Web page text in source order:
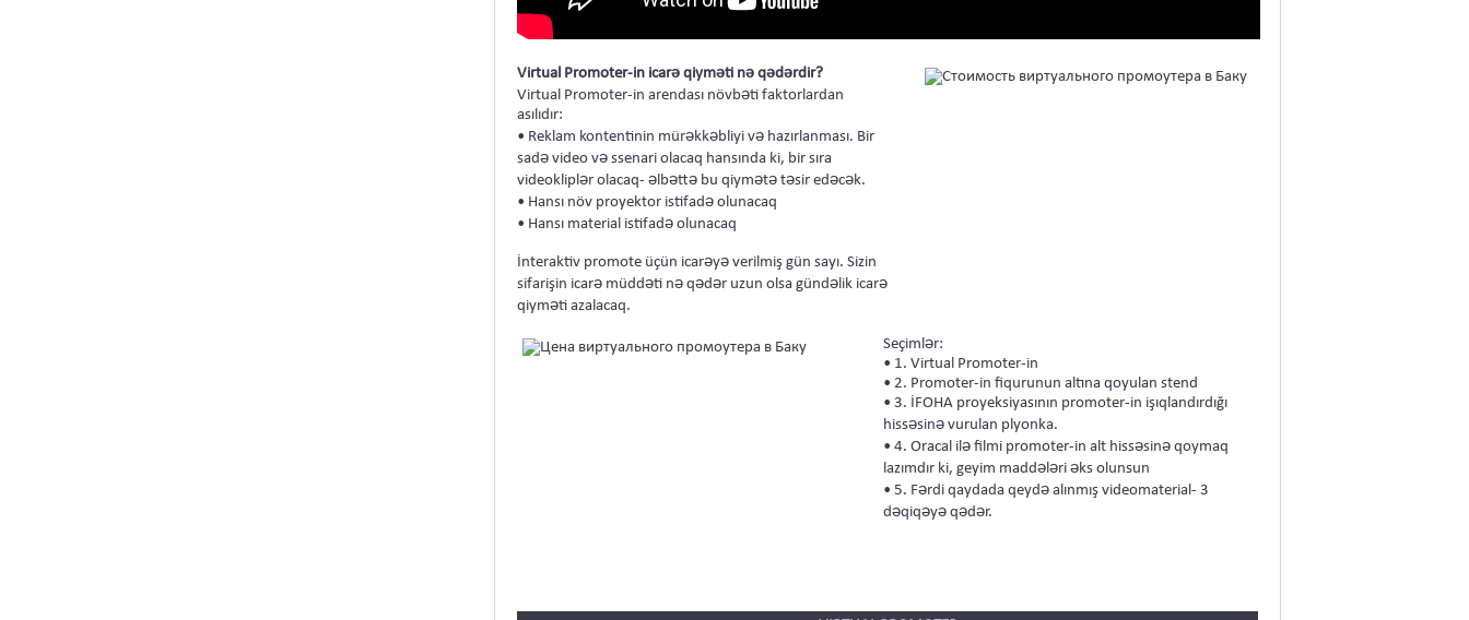
Virtual Promoter-in icarə qiyməti nə qədərdir?
Virtual Promoter-in arendası növbəti faktorlardan
asılıdır:
• Reklam kontentinin mürəkkəbliyi və hazırlanması. Bir
sadə video və ssenari olacaq hansında ki, bir sıra
videokliplər olacaq- əlbəttə bu qiymətə təsir edəcək.
• Hansı növ proyektor istifadə olunacaq
• Hansı material istifadə olunacaq
İnteraktiv promote üçün icarəyə verilmiş gün sayı. Sizin
sifarişin icarə müddəti nə qədər uzun olsa gündəlik icarə
qiyməti azalacaq.
Seçimlər:
• 1. Virtual Promoter-in
• 2. Promoter-in fiqurunun altına qoyulan stend
• 3. İFOHA proyeksiyasının promoter-in işıqlandırdığı
hissəsinə vurulan plyonka.
• 4. Oracal ilə filmi promoter-in alt hissəsinə qoymaq
lazımdır ki, geyim maddələri əks olunsun
• 5. Fərdi qaydada qeydə alınmış videomaterial- 3
dəqiqəyə qədər.